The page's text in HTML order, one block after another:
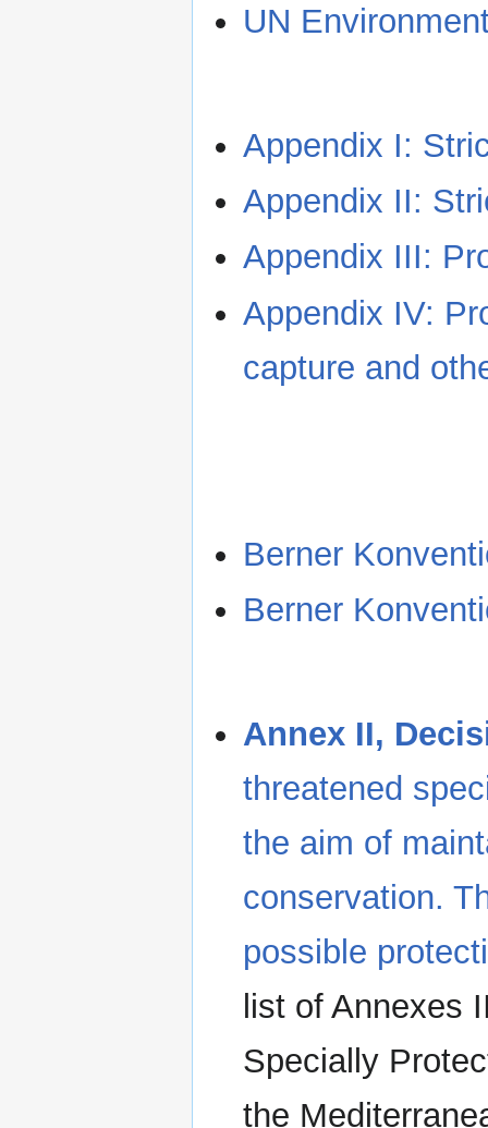
UN
Appendix I:
Appendix II:
Appendix III:
Appendix IV:
capture and
Berner
Berner
Annex II,
threatened
the aim of
conservation.
possible
list of Annexes
Specially
the